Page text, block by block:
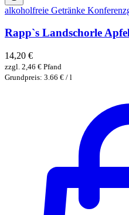
alkoholfreie Getränke
Rapp`s Landschorle
14,20 €
zzgl. 2,46 € Pfand
Grundpreis: 3.66 € / l